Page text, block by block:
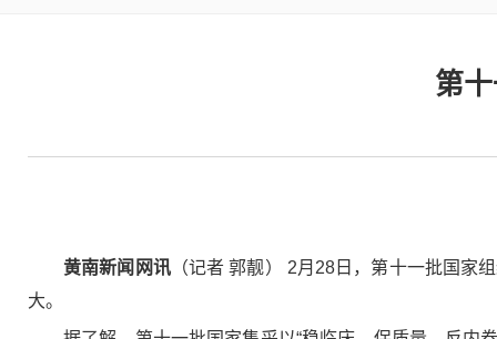
第
黄南新闻网讯（记者 郭靓） 2月28日，第十一批国家
大。